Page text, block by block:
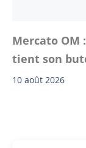
Mercato OM
tient son
10 août 2026